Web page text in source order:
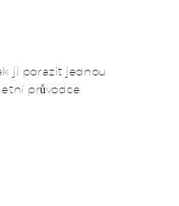
ji porazit jednou
průvodce